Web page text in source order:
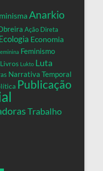
Anarkio
Ação Direta
Ecologia Economia
Feminismo
Livros Lukto Luta
Narrativa Temporal
Publicação
Trabalho